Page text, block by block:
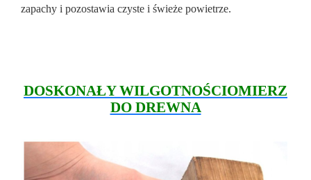
zapachy i pozostawia czyste i świeże powietrze.
DOSKONAŁY WILGOTNOŚCIOMIERZ
DO DREWNA